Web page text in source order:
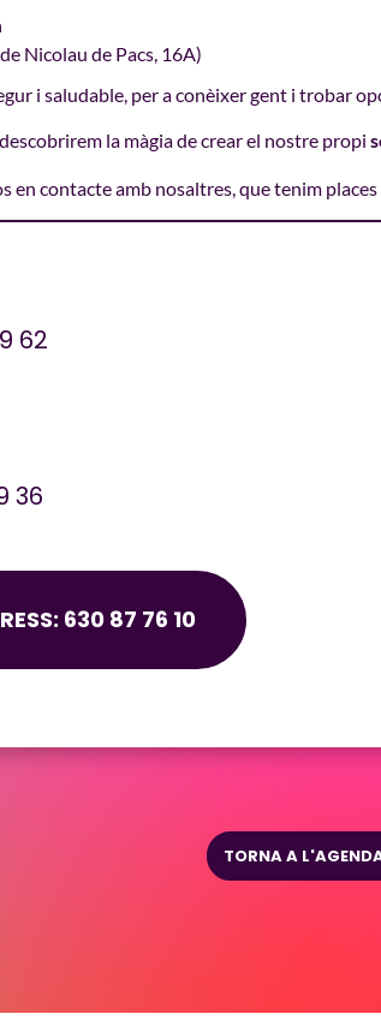
Nicolau de Pacs, 16A)
i saludable, per a conèixer gent i trobar
la màgia de crear el nostre propi
en contacte amb nosaltres, que tenim
62
36
630 87 76 10
TORNA A